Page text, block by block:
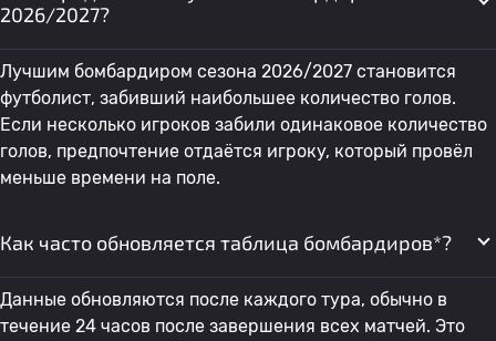
2026/2027?
Лучшим бомбардиром сезона 2026/2027 становится
футболист, забивший наибольшее количество голов.
Если несколько игроков забили одинаковое количество
голов, предпочтение отдаётся игроку, который провёл
меньше времени на поле.
Как часто обновляется таблица бомбардиров*?
Данные обновляются после каждого тура, обычно в
течение 24 часов после завершения всех матчей. Это